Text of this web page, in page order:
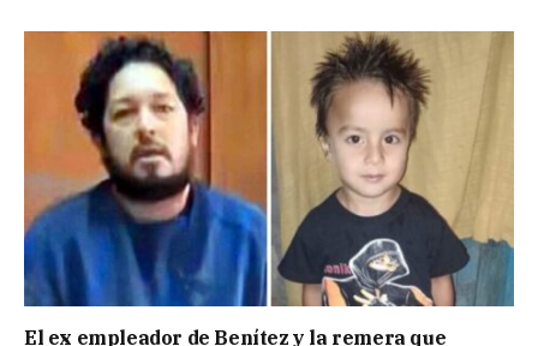
El ex empleador de Benítez y la remera que